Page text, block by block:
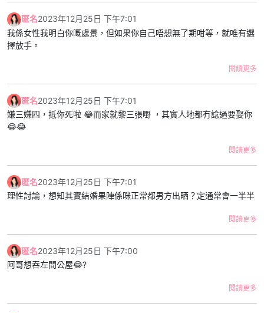
比佢拒絕。
我自己覺得為左日後生活和諧啲互相融入對方圈子在所難免，至少可
以多個共同話題。我有邀請過佢見我朋友，佢會配合，但係只係出現
我地fb/ig系兩年前呃交後隱藏左所有合照，個次係分手邊緣，但係我
地唔捨得對方又一齊返。但個次之後我就系男朋友既社交媒體
account消失左，我會keep住大事大節/拍拖時post下相，但係佢對
外就表現到自己好似單身咁，其他人見到可能都覺得佢係available。
有人會同我講：「見曬屋企人唔使擔心啦」但係我知道系佢唔在意屋
企人目光，我有同佢傾過日後結婚，每次佢都會hea我，又話男人要
拼搏下，又話咁早結婚無意思依家拍拖幾好。我同佢拍拖既方式就係
去拍下拖。但佢玩既時候我要消失，我亦都唔問得。我搞唔清之後條
路點行，當想像到10年之後我都係唔見得光，我唔知係咪依家就要分
/p/ClYcOymJ5zn/
匿名2023年12月25日 下午7:01
我係女性我明白你嘅處景，但如果你自己唔想無了期咁等，就唯有選
擇放手。
閱讀更多
匿名2023年12月25日 下午7:01
嫌三嫌四，抵你死啦 😂而家就黎三張嘢 ，其實人地都冇諗過要娶你
😂😂
閱讀更多
匿名2023年12月25日 下午7:01
理性討論，想知其實結婚果陣係咪正常都男方出晒？定通常會一半半
閱讀更多
匿名2023年12月25日 下午7:00
阿哥想吞左間公屋😂?
閱讀更多